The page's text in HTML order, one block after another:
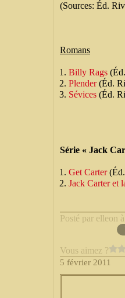
(Sources: Éd.
Romans
Billy Rags
Plender(Éd.
Sévices (Éd.
Série « Jack
Get Carter(Éd.
Jack Carter et
Posté par elleon
Vous aimez ?
5 février 2011